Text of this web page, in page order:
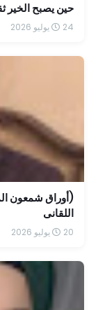
حين يصبح الخير
24 يوليو 2026
(أوراق شمعون
اللقانى
20 يوليو 2026